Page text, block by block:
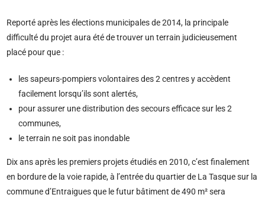
Reporté après les élections municipales de 2014, la principale
difficulté du projet aura été de trouver un terrain judicieusement
placé pour que :
les sapeurs-pompiers volontaires des 2 centres y accèdent
facilement lorsqu’ils sont alertés,
pour assurer une distribution des secours efficace sur les 2
communes,
le terrain ne soit pas inondable
Dix ans après les premiers projets étudiés en 2010, c’est finalement
en bordure de la voie rapide, à l’entrée du quartier de La Tasque sur la
commune d’Entraigues que le futur bâtiment de 490 m² sera